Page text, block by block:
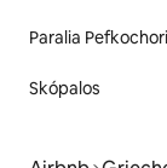
Paralia Pefkochori
Skópalos